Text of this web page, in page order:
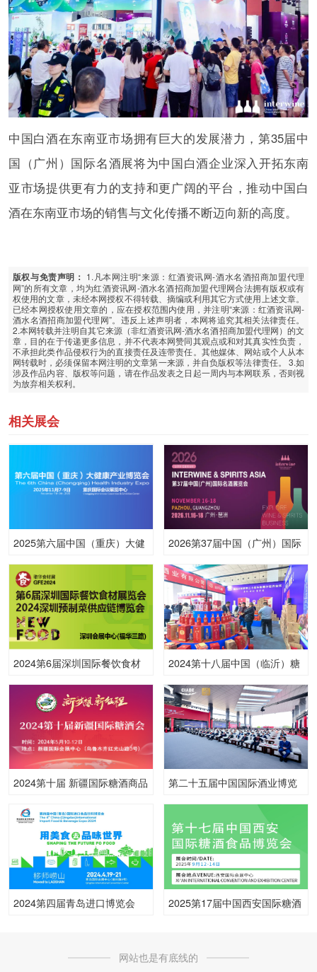
中国白酒在东南亚市场拥有巨大的发展潜力，第35届中
国（广州）国际名酒展将为中国白酒企业深入开拓东南
亚市场提供更有力的支持和更广阔的平台，推动中国白
酒在东南亚市场的销售与文化传播不断迈向新的高度。
版权与免责声明： 1.凡本网注明“来源：红酒资讯网-酒水名酒招商加盟代理
网”的所有文章，均为红酒资讯网-酒水名酒招商加盟代理网合法拥有版权或有
权使用的文章，未经本网授权不得转载、摘编或利用其它方式使用上述文章。
已经本网授权使用文章的，应在授权范围内使用，并注明“来源：红酒资讯网-
酒水名酒招商加盟代理网”。违反上述声明者，本网将追究其相关法律责任。
2.本网转载并注明自其它来源（非红酒资讯网-酒水名酒招商加盟代理网）的文
章，目的在于传递更多信息，并不代表本网赞同其观点或和对其真实性负责，
不承担此类作品侵权行为的直接责任及连带责任。其他媒体、网站或个人从本
网转载时，必须保留本网注明的文章第一来源，并自负版权等法律责任。 3.如
涉及作品内容、版权等问题，请在作品发表之日起一周内与本网联系，否则视
为放弃相关权利。
相关展会
2025第六届中国（重庆）大健
康产业博览会
2026第37届中国（广州）国际
名酒展览会
2024第6届深圳国际餐饮食材
2024第十八届中国（临沂）糖
2024第十届 新疆国际糖酒商品
第二十五届中国国际酒业博览
会
2024第四届青岛进口博览会
2025第17届中国西安国际糖酒
网站也是有底线的